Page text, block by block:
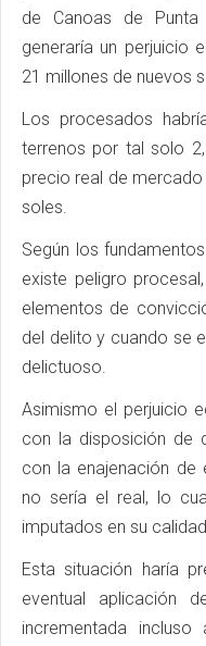
de Canoas de
generaría un perjuicio
21 millones de nuevos
Los procesados
terrenos por tal solo
precio real de
soles.
Según los
existe peligro
elementos de
del delito y cuando se
delictuoso.
Asimismo el perjuicio
con la disposición de
con la enajenación de
no sería el real, lo
imputados en su
Esta situación haría
eventual aplicación
incrementada